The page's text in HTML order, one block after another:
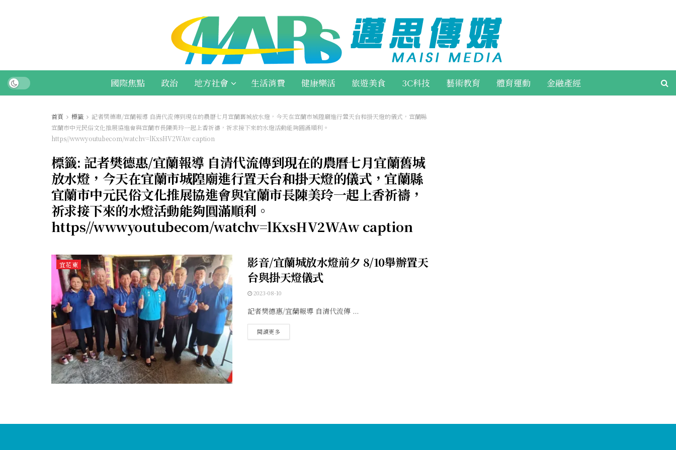
國際焦點 政治 地方社會 生活消費 健康樂活 旅遊美食 3C科技 藝術教育 體育運動 金融產經
首頁 標籤
記者樊德惠/宜蘭報導 自清代流傳到現在的農曆七月宜蘭舊城放水燈，今天在宜蘭市城隍廟進行置天台和掛天燈的儀式，宜蘭縣
宜蘭市中元民俗文化推展協進會與宜蘭市長陳美玲一起上香祈禱，祈求接下來的水燈活動能夠圓滿順利。
https//wwwyoutubecom/watchv=lKxsHV2WAw caption
標籤: 記者樊德惠/宜蘭報導 自清代流傳到現在的農曆七月宜蘭舊城
放水燈，今天在宜蘭市城隍廟進行置天台和掛天燈的儀式，宜蘭縣
宜蘭市中元民俗文化推展協進會與宜蘭市長陳美玲一起上香祈禱，
祈求接下來的水燈活動能夠圓滿順利。
https//wwwyoutubecom/watchv=lKxsHV2WAw caption
宜花東
影音/宜蘭城放水燈前夕 8/10舉辦置天
台與掛天燈儀式
2023-08-10
記者樊德惠/宜蘭報導 自清代流傳 ...
閱讀更多